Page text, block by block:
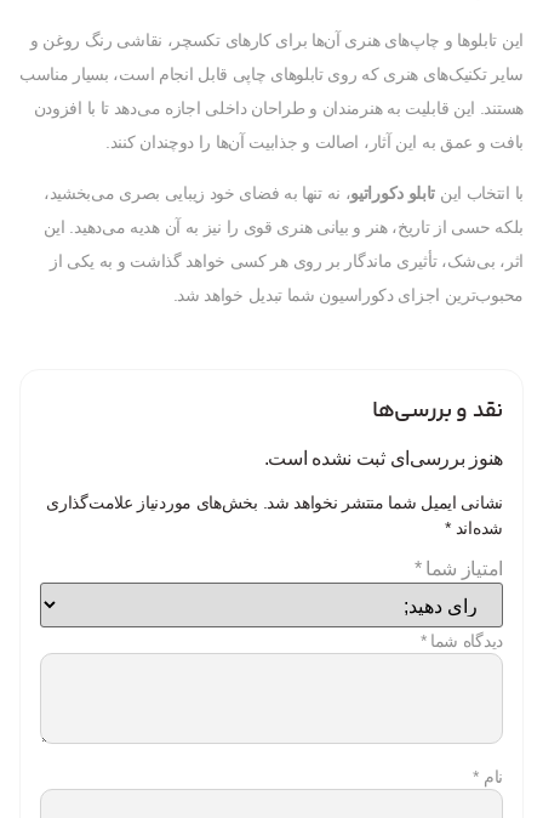
این تابلوها و چاپ‌های هنری آن‌ها برای کارهای تکسچر، نقاشی رنگ روغن و
سایر تکنیک‌های هنری که روی تابلوهای چاپی قابل انجام است، بسیار مناسب
هستند. این قابلیت به هنرمندان و طراحان داخلی اجازه می‌دهد تا با افزودن
بافت و عمق به این آثار، اصالت و جذابیت آن‌ها را دوچندان کنند.
با انتخاب این تابلو دکوراتیو، نه تنها به فضای خود زیبایی بصری می‌بخشید،
بلکه حسی از تاریخ، هنر و بیانی هنری قوی را نیز به آن هدیه می‌دهید. این
اثر، بی‌شک، تأثیری ماندگار بر روی هر کسی خواهد گذاشت و به یکی از
محبوب‌ترین اجزای دکوراسیون شما تبدیل خواهد شد.
نقد و بررسی‌ها
هنوز بررسی‌ای ثبت نشده است.
نشانی ایمیل شما منتشر نخواهد شد.
بخش‌های موردنیاز علامت‌گذاری
شده‌اند *
امتیاز شما*
دیدگاه شما*
نام *